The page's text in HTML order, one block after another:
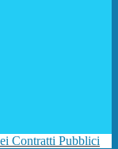
Contratti Pubblici